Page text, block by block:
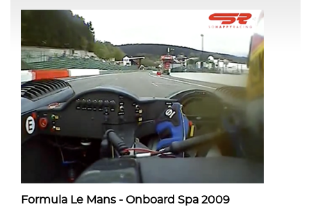
Formula Le Mans - Onboard Spa 2009